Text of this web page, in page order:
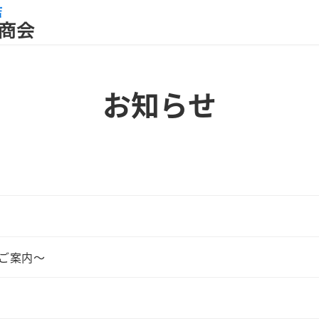
お知らせ
案内～